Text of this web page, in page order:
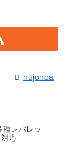
nujonoa
種レバレッ
応